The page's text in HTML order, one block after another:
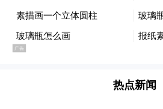
权正在被真金白银地兑现。
热点新闻